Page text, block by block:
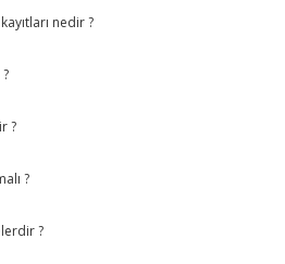
nedir ?
?
?
?